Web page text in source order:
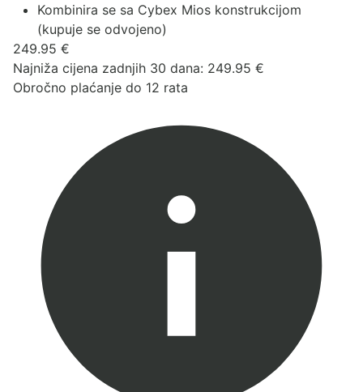
Kombinira se sa Cybex Mios konstrukcijom
(kupuje se odvojeno)
249.95 €
Najniža cijena zadnjih 30 dana: 249.95 €
Obročno plaćanje do 12 rata